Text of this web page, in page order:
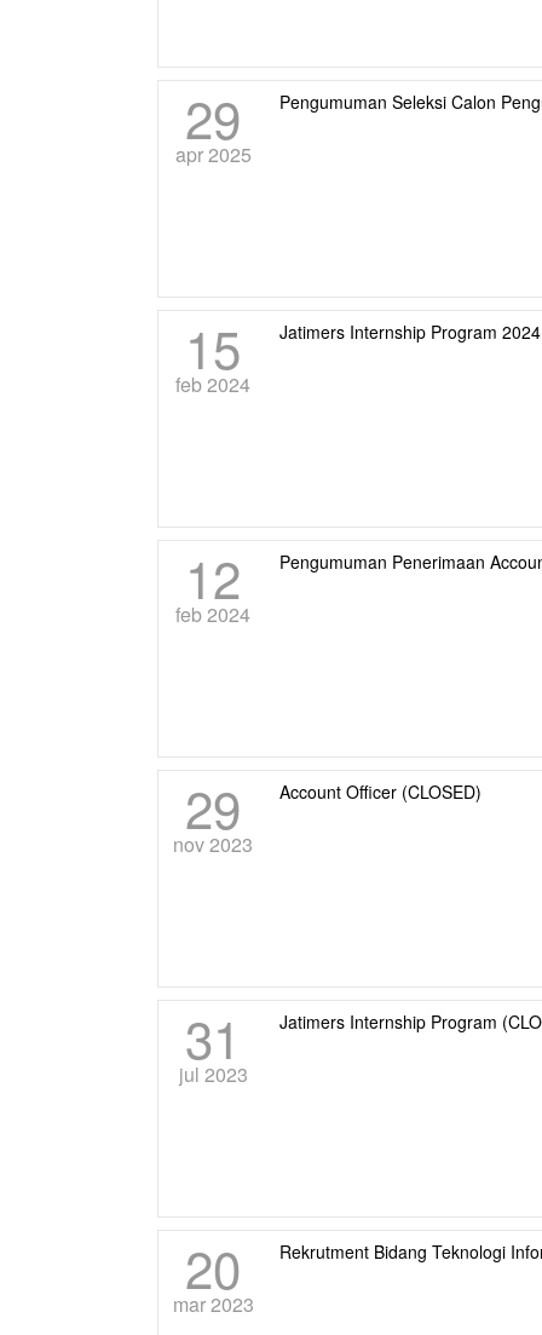
29
apr 2025
Pengumuman Seleksi Calon
15
feb 2024
Jatimers Internship Program
12
feb 2024
Pengumuman Penerimaan
29
nov 2023
Account Officer (CLOSED)
31
jul 2023
Jatimers Internship Program
20
mar 2023
Rekrutment Bidang Teknologi